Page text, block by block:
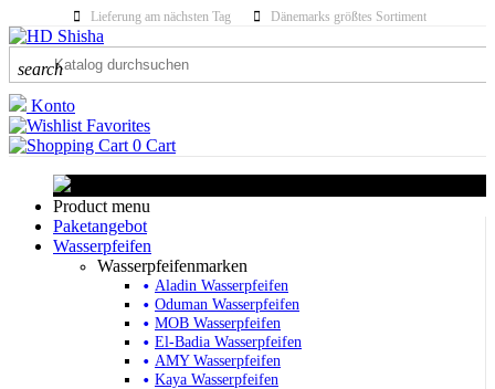
Lieferung am nächsten Tag Dänemarks größtes Sortiment
search
Konto
Favorites
0 Cart
Product menu
Paketangebot
Wasserpfeifen
Wasserpfeifenmarken
Aladin Wasserpfeifen
Oduman Wasserpfeifen
MOB Wasserpfeifen
El-Badia Wasserpfeifen
AMY Wasserpfeifen
Kaya Wasserpfeifen